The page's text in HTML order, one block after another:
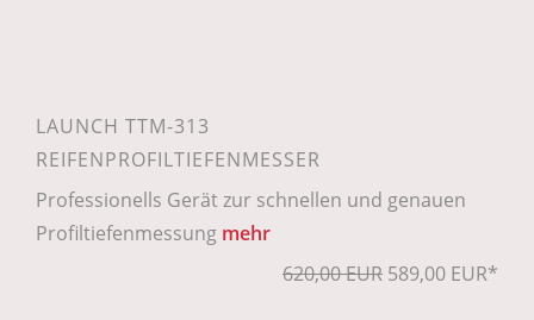
LAUNCH TTM-313
REIFENPROFILTIEFENMESSER
Professionells Gerät zur schnellen und genauen
Profiltiefenmessung mehr
620,00 EUR 589,00 EUR*